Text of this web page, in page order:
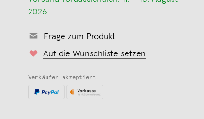
2026
Frage zum Produkt
Auf die Wunschliste setzen
Verkäufer akzeptiert: